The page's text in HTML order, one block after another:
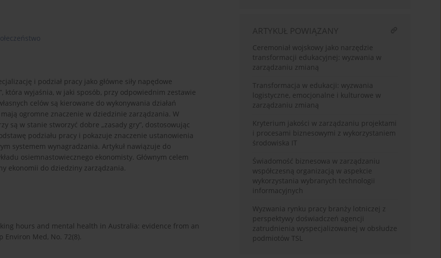
i podział pracy jako główne siły napędowe
która wyjaśnia, w jaki sposób, przy odpowiednim zestawie
celów są kierowane do wykonywania działań
ogromne znaczenie w dziedzinie zarządzania. W
są w stanie stworzyć dobre „zasady gry”, dostosowując
podziału pracy i pokazuje znaczenie ustanowienia
systemem wynagradzania. Artykuł nawiązuje do
osiemnastowiecznego ekonomisty. Głównym celem
ekonomii do dziedziny zarządzania.
hours and mental health in Australia: evidence from an
Med, No. 72(8).
ARTYKUŁ POWIĄZANY
Ceremoniał wojskowy jako narzędzie
transformacji edukacyjnej: wyzwania w
zarządzaniu zmianą
Transformacja w edukacji: wyzwania
logistyczne, emocjonalne i kulturowe w
zarządzaniu zmianą
Kryterium jakości w zarządzaniu projektami
i procesami biznesowymi z wykorzystaniem
środowiska IT
Świadomość biznesowa w zarządzaniu
współczesną organizacją w aspekcie
wykorzystania wybranych technologii
informacyjnych
Wyzwania rynku pracy branży lotniczej z
perspektywy doświadczeń agencji
zatrudnienia wyspecjalizowanej w obsłudze
podmiotów TSL